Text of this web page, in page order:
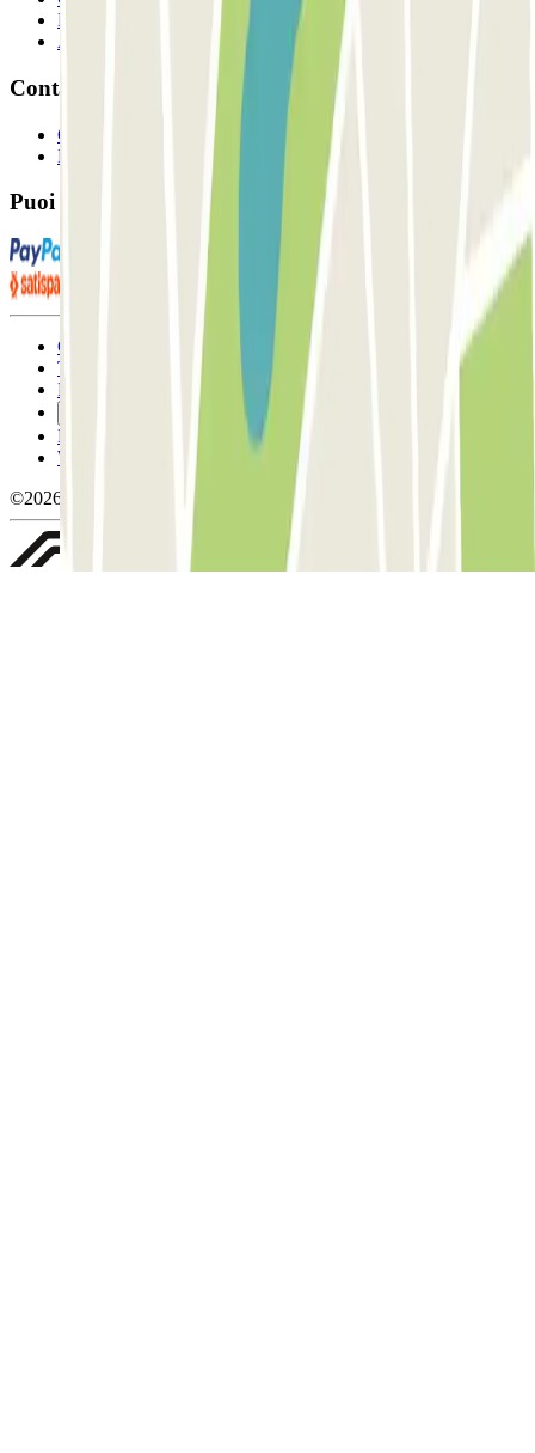
Proprietari di parcheggio
Affiliati
Contatto
Contattaci
FAQ
Puoi utilizzare questi metodi di pagamento:
Condizioni contrattuali e di utilizzo
Termini di cancellazione
Politica sui cookies
Politica sulla privacy
Whistleblowing
©2026 Parclick. Tutti i diritti riservati